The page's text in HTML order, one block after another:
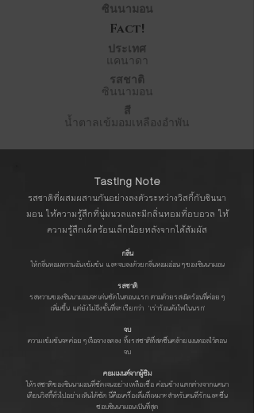
ซินนามอน
Fact!
ประเทศ
แคนาดา
รสชาติ
ซินนามอน
สี
น้ำตาลเข้มอมเหลืองอำพัน
Tasting Note
รสชาติที่ผสมผสานกันอย่างลงตัวระหว่างวิสกี้กับซินนา
มอน ให้ความรู้สึกที่นุ่มนวลและมีกลิ่นหอมที่อบอวล ให้
ความรู้สึกเผ็ดร้อนเล็กน้อยหลังจากได้สัมผัส
กลิ่น
ให้กลิ่นหอมหวานอันเข้มข้น และจบลงด้วยกลิ่นหอมอ่อนๆของซินนามอน
รสชาติ
รสหวานของซินนามอนจะเด่นชัดในตอนแรก ตามด้วยรสเผ็ดร้อนที่ค่อยๆ
เพิ่มขึ้น แต่ยังไม่ถึงขั้นที่จะเรียกว่า 'เร่าร้อนดังไฟในนรก'
จบ
ความเข้มข้นจะค่อยๆเจือจางลดลง ทิ้งรสชาติที่สดชื่นคล้ายเมนทอลไว้ตอน
จบ
คอมเมนต์จากผู้ชิม
ให้รสชาติของซินนามอนที่ชัดเจนอย่างเหลือเชื่อ ค่อนข้างแตกต่างจากแคนา
เดียนวิสกี้ทั่วไปอย่างเห็นได้ชัด นี่คือเครื่องดื่มที่เหมาะสำหรับคนที่รักและชื่น
ชอบซินนามอนเป็นที่สุด